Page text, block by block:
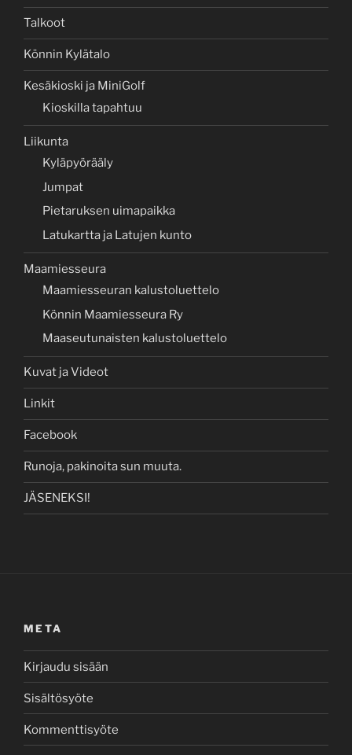
Talkoot
Könnin Kylätalo
Kesäkioski ja MiniGolf
Kioskilla tapahtuu
Liikunta
Kyläpyörääly
Jumpat
Pietaruksen uimapaikka
Latukartta ja Latujen kunto
Maamiesseura
Maamiesseuran kalustoluettelo
Könnin Maamiesseura Ry
Maaseutunaisten kalustoluettelo
Kuvat ja Videot
Linkit
Facebook
Runoja, pakinoita sun muuta.
JÄSENEKSI!
META
Kirjaudu sisään
Sisältösyöte
Kommenttisyöte